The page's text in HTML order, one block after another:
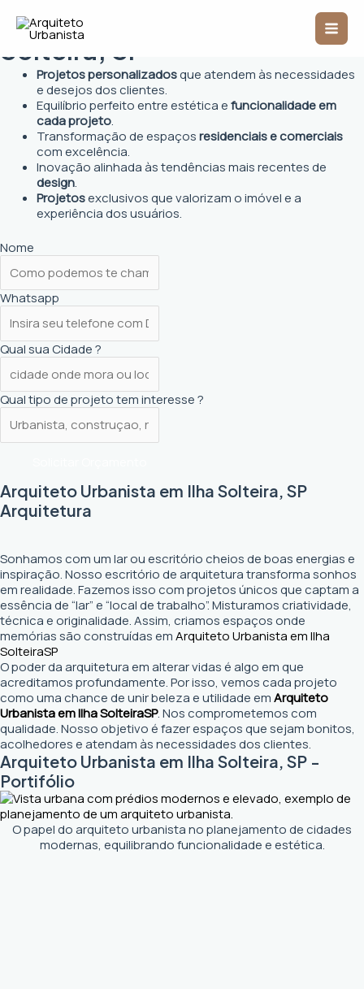
para
conteúdo
Main
Arquiteto Urbanista em Ilha
Solteira, SP
Projetos personalizadosque atendem às necessidades
e desejos dos clientes.
Equilíbrio perfeito entre estética efuncionalidade em
cada projeto.
Transformação de espaçosresidenciais e comerciais
com excelência.
Inovação alinhada às tendências mais recentes de
design.
Projetosexclusivos que valorizam o imóvel e a
experiência dos usuários.
Nome
Whatsapp
Qual sua Cidade ?
Qual tipo de projeto tem interesse ?
Arquiteto Urbanista em Ilha Solteira, SP
Arquitetura
Sonhamos com um lar ou escritório cheios de boas energias e
inspiração. Nosso escritório de arquitetura transforma sonhos
em realidade. Fazemos isso com projetos únicos que captam a
essência de “lar” e “local de trabalho”. Misturamos criatividade,
técnica e originalidade. Assim, criamos espaços onde
memórias são construídas emArquiteto Urbanista em Ilha
SolteiraSP
O poder da arquitetura em alterar vidas é algo em que
acreditamos profundamente. Por isso, vemos cada projeto
como uma chance de unir beleza e utilidade emArquiteto
Urbanista em Ilha SolteiraSP. Nos comprometemos com
qualidade. Nosso objetivo é fazer espaços que sejam bonitos,
acolhedores e atendam às necessidades dos clientes.
Arquiteto Urbanista em Ilha Solteira, SP -
Portifólio
O papel do arquiteto urbanista no planejamento de cidades
modernas, equilibrando funcionalidade e estética.